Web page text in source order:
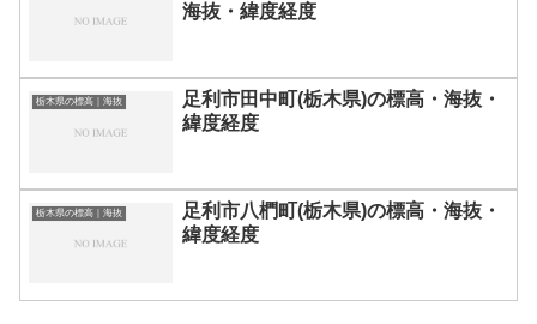
海抜・緯度経度
栃木県の標高｜海抜
足利市田中町(栃木県)の標高・海抜・
緯度経度
栃木県の標高｜海抜
足利市八椚町(栃木県)の標高・海抜・
緯度経度